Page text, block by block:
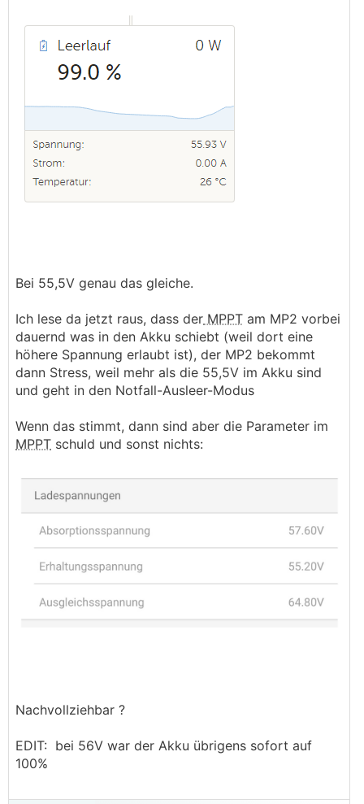
Bei 55,5V genau das gleiche.
Ich lese da jetzt raus, dass der MPPT am MP2 vorbei
dauernd was in den Akku schiebt (weil dort eine
höhere Spannung erlaubt ist), der MP2 bekommt
dann Stress, weil mehr als die 55,5V im Akku sind
und geht in den Notfall-Ausleer-Modus
Wenn das stimmt, dann sind aber die Parameter im
MPPT schuld und sonst nichts:
Nachvollziehbar ?
EDIT: bei 56V war der Akku übrigens sofort auf
100%